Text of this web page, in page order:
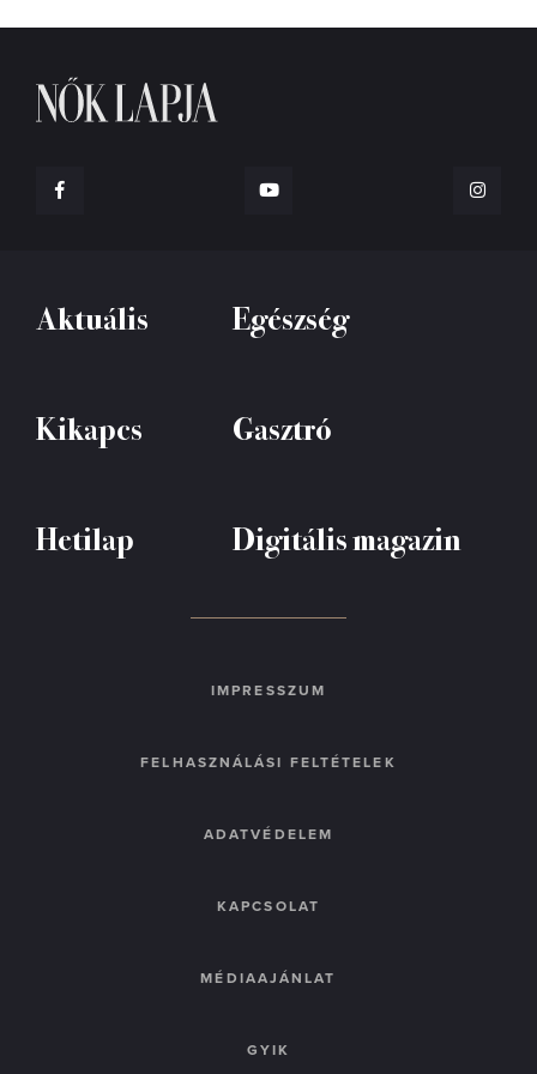
Aktuális Egészség
Kikapcs Gasztró
Hetilap Digitális magazin
IMPRESSZUM
FELHASZNÁLÁSI FELTÉTELEK
ADATVÉDELEM
KAPCSOLAT
MÉDIAAJÁNLAT
GYIK